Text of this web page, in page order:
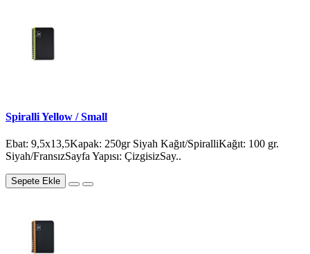
Spiralli Yellow / Small
Ebat: 9,5x13,5Kapak: 250gr Siyah Kağıt/SpiralliKağıt: 100 gr.
Siyah/FransızSayfa Yapısı: ÇizgisizSay..
Sepete Ekle